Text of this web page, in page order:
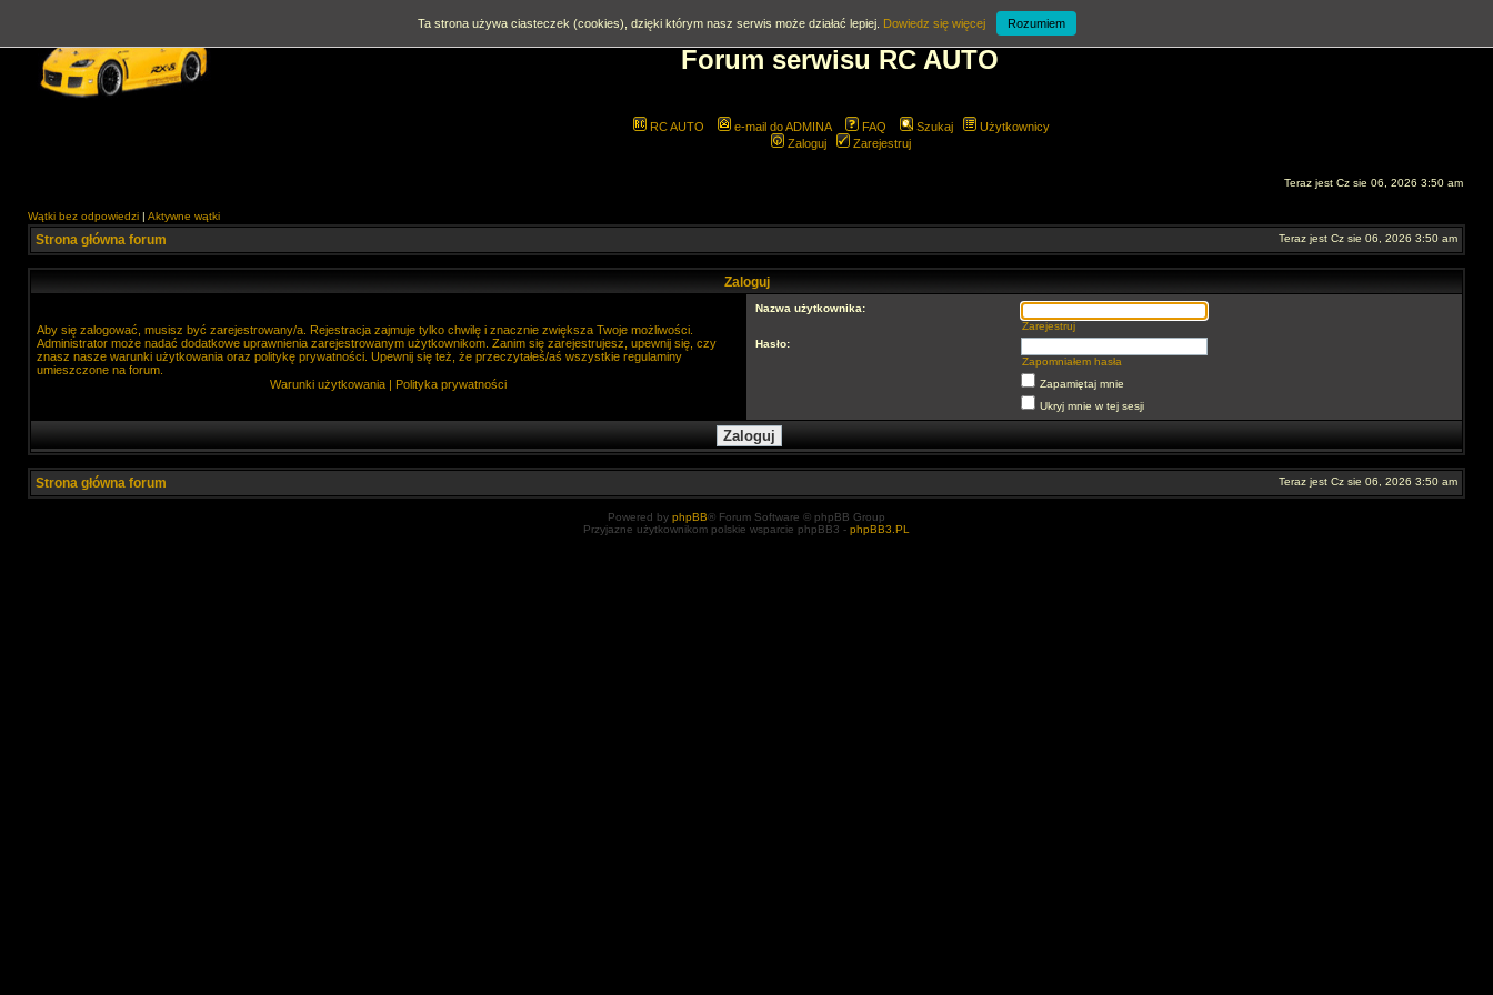
Forum serwisu RC AUTO
RC AUTO e-mail do ADMINA FAQ Szukaj
Użytkownicy
Zaloguj
Zarejestruj
Teraz jest Cz sie 06, 2026 3:50 am
Wątki bez odpowiedzi | Aktywne wątki
Strona główna forum Teraz jest Cz sie 06, 2026 3:50 am
Zaloguj
Aby się zalogować, musisz być zarejestrowany/a. Rejestracja zajmuje tylko chwilę i znacznie zwiększa Twoje możliwości.
Administrator może nadać dodatkowe uprawnienia zarejestrowanym użytkownikom. Zanim się zarejestrujesz, upewnij się, czy
znasz nasze warunki użytkowania oraz politykę prywatności. Upewnij się też, że przeczytałeś/aś wszystkie regulaminy
umieszczone na forum.
Warunki użytkowania | Polityka prywatności
Nazwa użytkownika:
Zarejestruj
Hasło:
Zapomniałem hasła
Zapamiętaj mnie
Ukryj mnie w tej sesji
Strona główna forum Teraz jest Cz sie 06, 2026 3:50 am
Powered by phpBB® Forum Software © phpBB Group
Przyjazne użytkownikom polskie wsparcie phpBB3 - phpBB3.PL
Ta strona używa ciasteczek (cookies), dzięki którym nasz serwis może działać lepiej. Dowiedz się więcej Rozumiem